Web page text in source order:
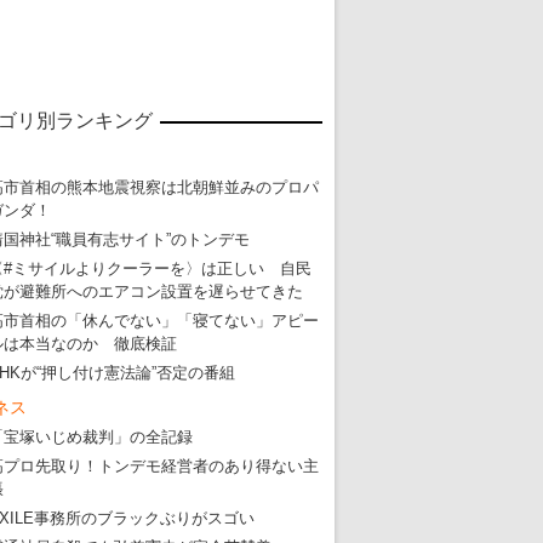
東京五輪強行開催特別企画 大ウソだら
・
五輪入場行進にすぎやまこういちの曲、杉田水脈の
・ 大ウソだらけの東京五輪！ 安倍・菅・森はどんな嘘を
・ 五輪関係者が入国当日、築地を散歩！
・ 五輪でIOCラウンジ以外にVIPルーム、広告代理店は物品購入
リ別ランキング
市首相の熊本地震視察は北朝鮮並みのプロパ
ダ！
国神社“職員有志サイト”のトンデモ
#ミサイルよりクーラーを〉は正しい 自民
が避難所へのエアコン設置を遅らせてきた
市首相の「休んでない」「寝てない」アピー
は本当なのか 徹底検証
が“押し付け憲法論”否定の番組
ス
宝塚いじめ裁判」の全記録
プロ先取り！トンデモ経営者のあり得ない主
事務所のブラックぶりがスゴい